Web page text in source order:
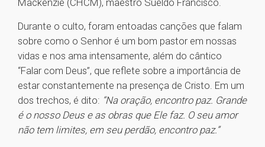
Mackenzie (CHCM), maestro Sueldo Francisco.
Durante o culto, foram entoadas canções que falam
sobre como o Senhor é um bom pastor em nossas
vidas e nos ama intensamente, além do cântico
“Falar com Deus”, que reflete sobre a importância de
estar constantemente na presença de Cristo. Em um
dos trechos, é dito: “Na oração, encontro paz. Grande
é o nosso Deus e as obras que Ele faz. O seu amor
não tem limites, em seu perdão, encontro paz.”